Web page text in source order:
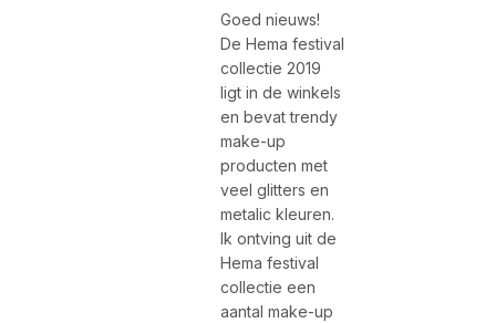
Goed nieuws!
De Hema festival
collectie 2019
ligt in de winkels
en bevat trendy
make-up
producten met
veel glitters en
metalic kleuren.
Ik ontving uit de
Hema festival
collectie een
aantal make-up